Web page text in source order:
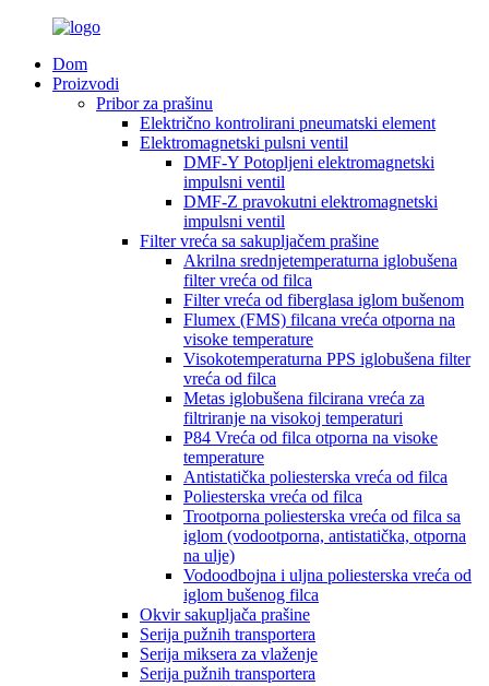
Dom
Proizvodi
Pribor za prašinu
Električno kontrolirani pneumatski element
Elektromagnetski pulsni ventil
DMF-Y Potopljeni elektromagnetski
impulsni ventil
DMF-Z pravokutni elektromagnetski
impulsni ventil
Filter vreća sa sakupljačem prašine
Akrilna srednjetemperaturna iglobušena
filter vreća od filca
Filter vreća od fiberglasa iglom bušenom
Flumex (FMS) filcana vreća otporna na
visoke temperature
Visokotemperaturna PPS iglobušena filter
vreća od filca
Metas iglobušena filcirana vreća za
filtriranje na visokoj temperaturi
P84 Vreća od filca otporna na visoke
temperature
Antistatička poliesterska vreća od filca
Poliesterska vreća od filca
Trootporna poliesterska vreća od filca sa
iglom (vodootporna, antistatička, otporna
na ulje)
Vodoodbojna i uljna poliesterska vreća od
iglom bušenog filca
Okvir sakupljača prašine
Serija pužnih transportera
Serija miksera za vlaženje
Serija pužnih transportera